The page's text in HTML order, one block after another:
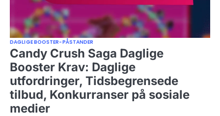
DAGLIGE BOOSTER-PÅSTANDER
Candy Crush Saga Daglige
Booster Krav: Daglige
utfordringer, Tidsbegrensede
tilbud, Konkurranser på sosiale
medier